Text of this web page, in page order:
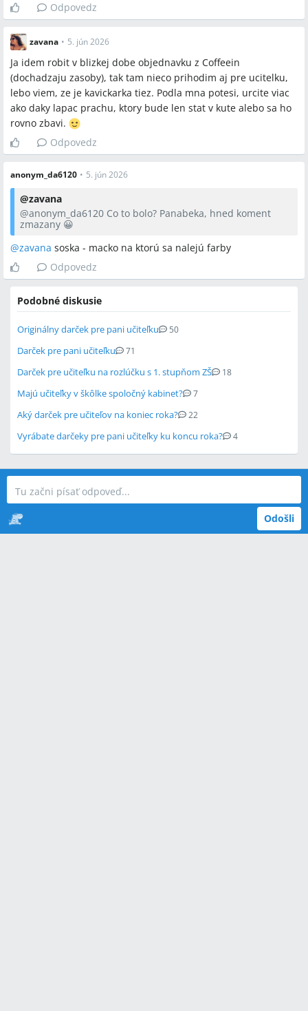
Odpovedz
zavana • 5. jún 2026
Ja idem robit v blizkej dobe objednavku z Coffeein
(dochadzaju zasoby), tak tam nieco prihodim aj pre ucitelku,
lebo viem, ze je kavickarka tiez. Podla mna potesi, urcite viac
ako daky lapac prachu, ktory bude len stat v kute alebo sa ho
rovno zbavi.
Odpovedz
anonym_da6120 • 5. jún 2026
@zavana
@anonym_da6120 Co to bolo? Panabeka, hned koment
zmazany 😀
@zavana soska - macko na ktorú sa nalejú farby
Odpovedz
Podobné diskusie
Originálny darček pre pani učiteľku 50
Darček pre pani učiteľku 71
Darček pre učiteľku na rozlúčku s 1. stupňom ZŠ 18
Majú učiteľky v škôlke spoločný kabinet? 7
Aký darček pre učiteľov na koniec roka? 22
Vyrábate darčeky pre pani učiteľky ku koncu roka? 4
Odošli